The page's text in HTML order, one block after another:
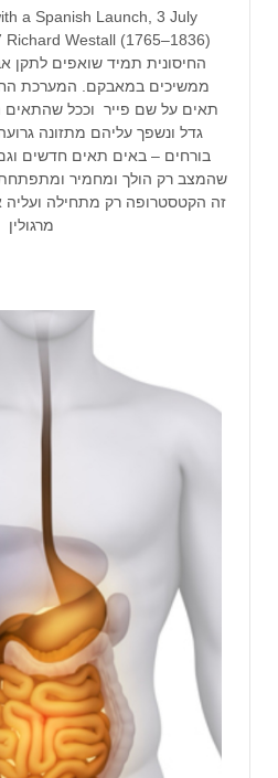
a Spanish Launch, 3 July
החיסונית תמיד שואפים לתקן
ממשיכים במאבקם. המערכת
תאים על שם פייר וככל שהתאים
גדל ונשפך עליהם מתזונה
בורחים – באים תאים חדשים
שהמצב רק הולך ומחמיר
זה הקטסטרופה רק מתחילה ועליה
מרגולין